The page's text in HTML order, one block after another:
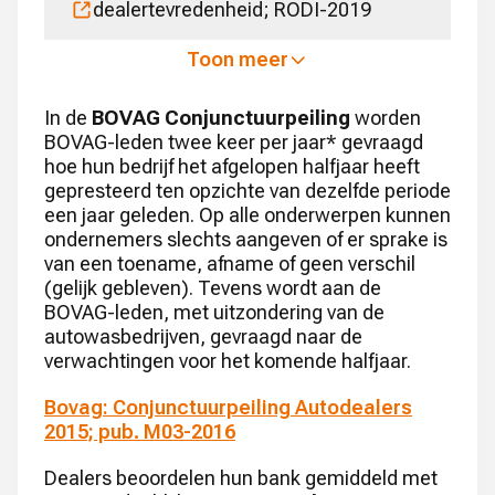
dealertevredenheid; RODI-2019
Toon meer
In de BOVAG Conjunctuurpeiling worden
BOVAG-leden twee keer per jaar* gevraagd
hoe hun bedrijf het afgelopen halfjaar heeft
gepresteerd ten opzichte van dezelfde periode
een jaar geleden. Op alle onderwerpen kunnen
ondernemers slechts aangeven of er sprake is
van een toename, afname of geen verschil
(gelijk gebleven). Tevens wordt aan de
BOVAG-leden, met uitzondering van de
autowasbedrijven, gevraagd naar de
verwachtingen voor het komende halfjaar.
Bovag: Conjunctuurpeiling Autodealers
2015; pub. M03-2016
Dealers beoordelen hun bank gemiddeld met